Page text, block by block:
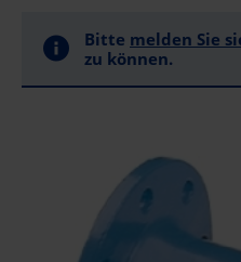
Bitte melden Sie
zu können.